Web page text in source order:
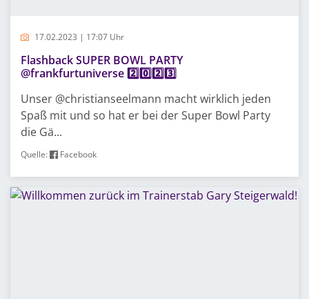
17.02.2023 | 17:07 Uhr
Flashback SUPER BOWL PARTY
@frankfurtuniverse 2️⃣0️⃣2️⃣3️⃣
Unser @christianseelmann macht wirklich jeden
Spaß mit und so hat er bei der Super Bowl Party
die Gä...
Quelle: Facebook